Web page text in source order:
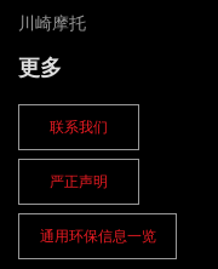
川崎摩托
更多
联系我们
严正声明
通用环保信息一览